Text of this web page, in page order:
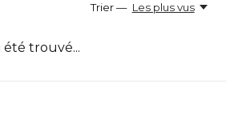
Trier — Les plus vus
trouvé...